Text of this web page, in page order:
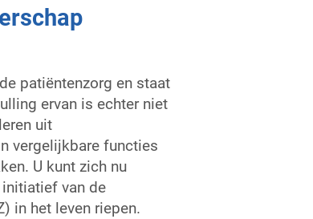
patiëntenzorg en staat
ervan is echter niet
uit
vergelijkbare functies
U kunt zich nu
van de
in het leven riepen.